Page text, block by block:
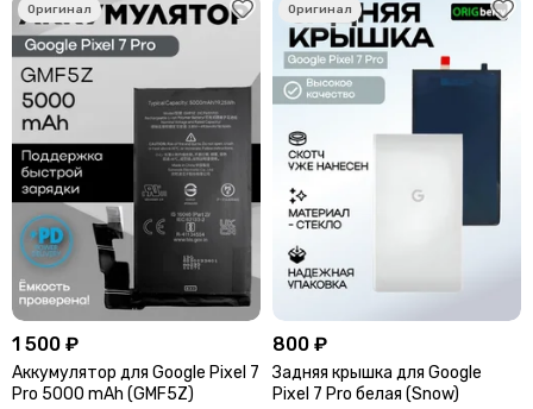
1 500 ₽
Аккумулятор для Google Pixel 7
Pro 5000 mAh (GMF5Z)
800 ₽
Задняя крышка для Google
Pixel 7 Pro белая (Snow)